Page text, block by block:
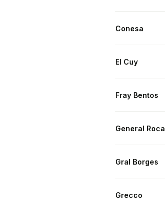
Conesa
El Cuy
Fray Bentos
General Roca
Gral Borges
Grecco